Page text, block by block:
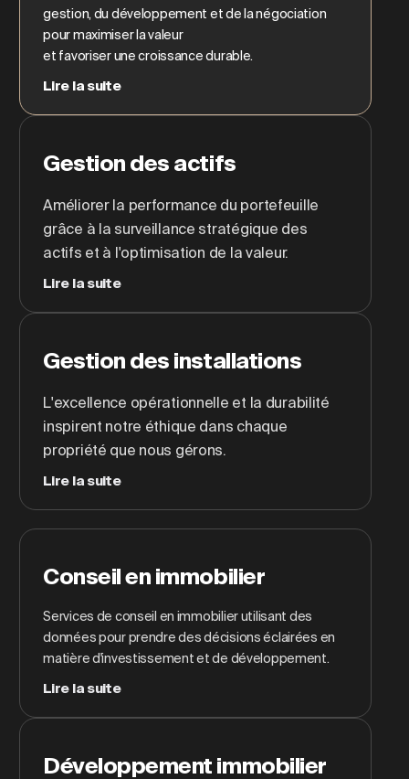
gestion, du développement et de la négociation
pour maximiser la valeur
et favoriser une croissance durable.
Lire la suite
Gestion des actifs
Améliorer la performance du portefeuille
grâce à la surveillance stratégique des
actifs et à l'optimisation de la valeur.
Lire la suite
Gestion des installations
L'excellence opérationnelle et la durabilité
inspirent notre éthique dans chaque
propriété que nous gérons.
Lire la suite
Conseil en immobilier
Services de conseil en immobilier utilisant des
données pour prendre des décisions éclairées en
matière d'investissement et de développement.
Lire la suite
Développement immobilier